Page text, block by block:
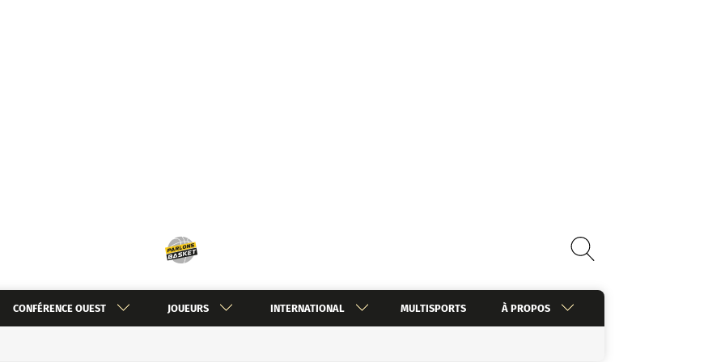
CONFÉRENCE OUEST JOUEURS INTERNATIONAL MULTISPORTS À PROPOS